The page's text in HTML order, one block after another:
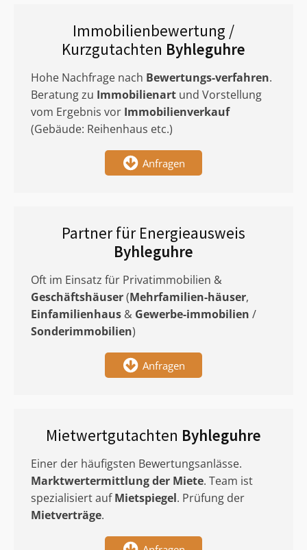
Immobilienbewertung /
Kurzgutachten Byhleguhre
Hohe Nachfrage nach Bewertungs-verfahren.
Beratung zu Immobilienart und Vorstellung
vom Ergebnis vor Immobilienverkauf
(Gebäude: Reihenhaus etc.)
Anfragen
Partner für Energieausweis
Byhleguhre
Oft im Einsatz für Privatimmobilien &
Geschäftshäuser(Mehrfamilien-häuser,
Einfamilienhaus & Gewerbe-immobilien /
Sonderimmobilien)
Anfragen
Mietwertgutachten Byhleguhre
Einer der häufigsten Bewertungsanlässe.
Marktwertermittlungder Miete. Team ist
spezialisiert aufMietspiegel. Prüfung der
Mietverträge.